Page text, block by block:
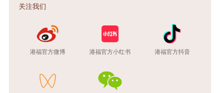
关注我们
港福官方微博 港福官方小红书 港福官方抖音